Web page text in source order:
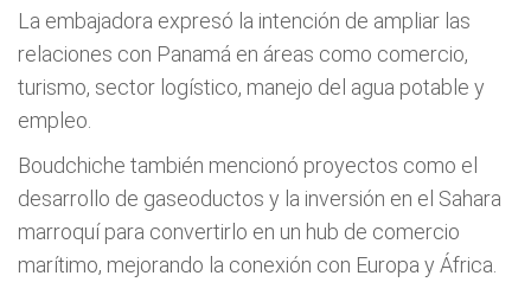
La embajadora expresó la intención de ampliar las
relaciones con Panamá en áreas como comercio,
turismo, sector logístico, manejo del agua potable y
empleo.
Boudchiche también mencionó proyectos como el
desarrollo de gaseoductos y la inversión en el Sahara
marroquí para convertirlo en un hub de comercio
marítimo, mejorando la conexión con Europa y África.